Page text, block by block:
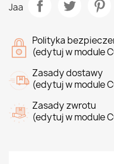
Jaa
Polityka
(edytuj w module
Zasady dostawy
(edytuj w module
Zasady zwrotu
(edytuj w module